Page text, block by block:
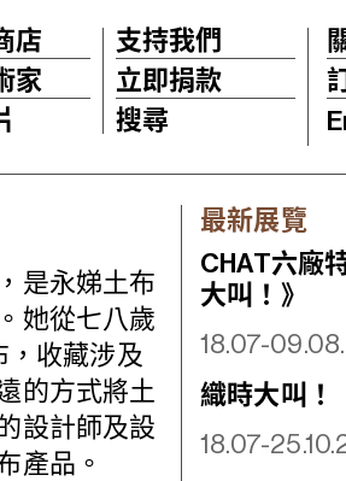
店
家
支持我們
立即捐款
搜尋
是永娣土布
她從七八歲
收藏涉及
的方式將土
設計師及設
產品。
最新展覽
CHAT六廠
大叫！》
18.07-
織時大叫！
18.07-